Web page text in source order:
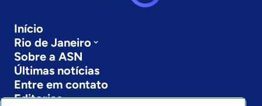
Início
Rio de Janeiro
Sobre a ASN
Últimas notícias
Entre em contato
Editorias